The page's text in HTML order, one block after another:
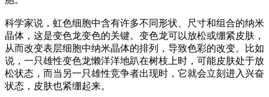
科学家说，虹色细胞中含有许多不同形状、尺寸和组合的纳米
晶体，这是变色龙变色的关键。变色龙可以放松或绷紧皮肤，
从而改变表层细胞中纳米晶体的排列，导致色彩的改变。比如
说，一只雄性变色龙懒洋洋地趴在树枝上时，可能皮肤处于放
松状态，而当另一只雄性竞争者出现时，它就会立刻进入兴奋
状态，皮肤也紧绷起来。